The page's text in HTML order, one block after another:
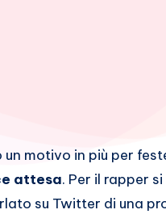
un motivo in più per
attesa. Per il rapper
su Twitter di una